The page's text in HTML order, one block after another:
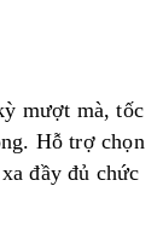
mượt mà, tốc
Hỗ trợ chọn
đầy đủ chức